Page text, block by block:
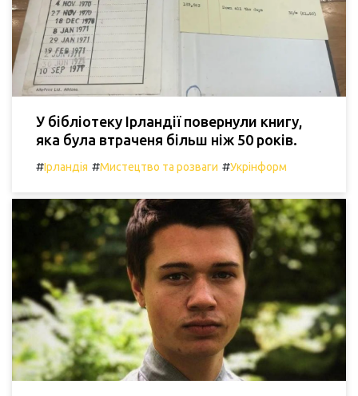
У бібліотеку Ірландії повернули книгу,
яка була втраченя більш ніж 50 років.
#Ірландія #Мистецтво та розваги #Укрінформ